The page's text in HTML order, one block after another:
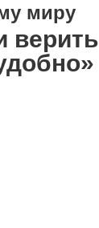
миру
верить